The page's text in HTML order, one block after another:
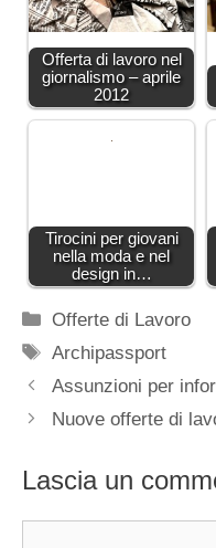
Offerta di lavoro nel
giornalismo – aprile
2012
Tirocini per giovani
nella moda e nel
design in…
Categorie
Offerte di Lavoro
Tag
Archipassport
Assunzioni per
Nuove offerte di
Lascia un